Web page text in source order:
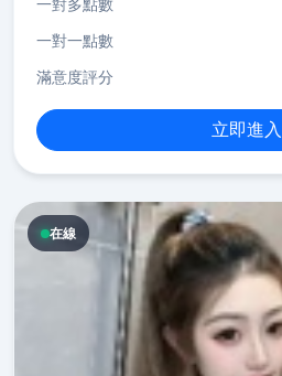
一對多點數
一對一點數
滿意度評分
立即進入
在線